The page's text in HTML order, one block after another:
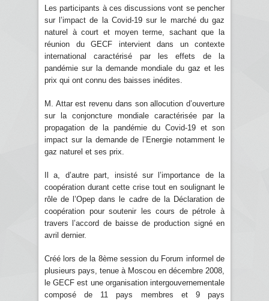
Les participants à ces discussions vont se pencher
sur l’impact de la Covid-19 sur le marché du gaz
naturel à court et moyen terme, sachant que la
réunion du GECF intervient dans un contexte
international caractérisé par les effets de la
pandémie sur la demande mondiale du gaz et les
prix qui ont connu des baisses inédites.
M. Attar est revenu dans son allocution d’ouverture
sur la conjoncture mondiale caractérisée par la
propagation de la pandémie du Covid-19 et son
impact sur la demande de l’Energie notamment le
gaz naturel et ses prix.
Il a, d’autre part, insisté sur l’importance de la
coopération durant cette crise tout en soulignant le
rôle de l’Opep dans le cadre de la Déclaration de
coopération pour soutenir les cours de pétrole à
travers l’accord de baisse de production signé en
avril dernier.
Créé lors de la 8ème session du Forum informel de
plusieurs pays, tenue à Moscou en décembre 2008,
le GECF est une organisation intergouvernementale
composé de 11 pays membres et 9 pays